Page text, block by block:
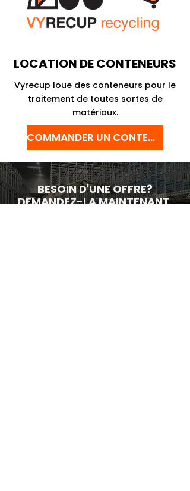
LOCATION DE CONTENEURS
Vyrecup loue des conteneurs pour le
traitement de toutes sortes de
matériaux.
COMMANDER UN CONTENEUR
BESOIN D'UNE OFFRE?
DEMANDEZ-LA MAINTENANT.